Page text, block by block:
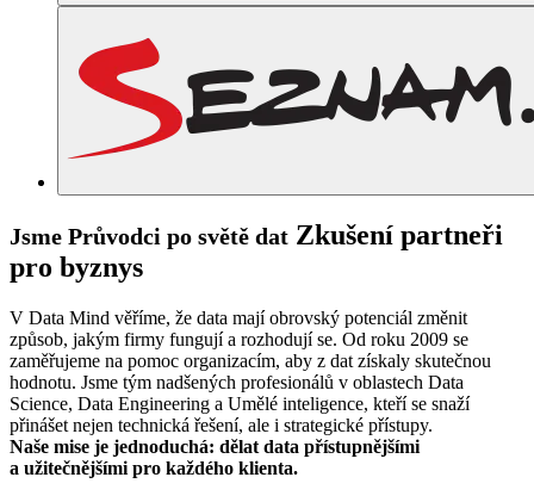
Jsme Průvodci po světě dat Zkušení partneři
pro byznys
V Data Mind věříme, že data mají obrovský potenciál změnit
způsob, jakým firmy fungují a rozhodují se. Od roku 2009 se
zaměřujeme na pomoc organizacím, aby z dat získaly skutečnou
hodnotu. Jsme tým nadšených profesionálů v oblastech Data
Science, Data Engineering a Umělé inteligence, kteří se snaží
přinášet nejen technická řešení, ale i strategické přístupy.
Naše mise je jednoduchá: dělat data přístupnějšími
a užitečnějšími pro každého klienta.